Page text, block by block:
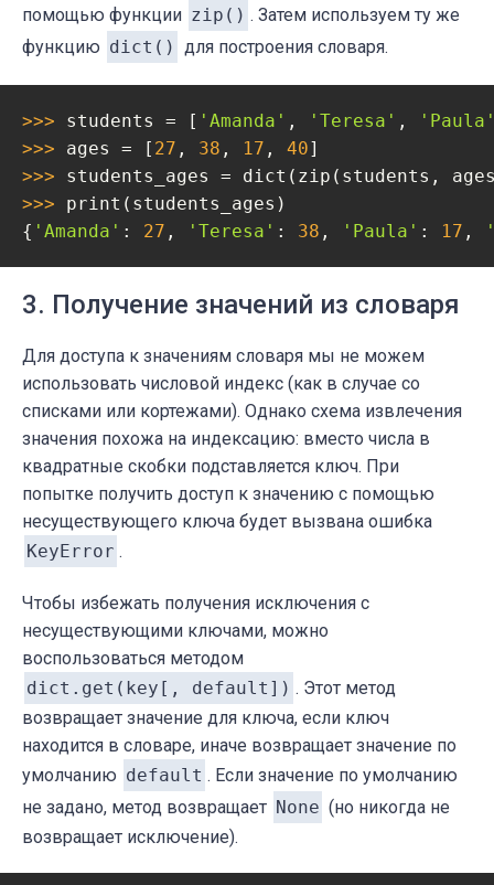
помощью функции zip() . Затем используем ту же
функцию dict() для построения словаря.
>>> students = [ 'Amanda' , 'Teresa' ,
>>> ages = [ 27 , 38 , 17 , 40
>>>
>>> print(students_ages)
{ 'Amanda' : 27 , 'Teresa' : 38 , 'Paula' : 17 ,
3. Получение значений из словаря
Для доступа к значениям словаря мы не можем
использовать числовой индекс (как в случае со
списками или кортежами). Однако схема извлечения
значения похожа на индексацию: вместо числа в
квадратные скобки подставляется ключ. При
попытке получить доступ к значению с помощью
несуществующего ключа будет вызвана ошибка
KeyError .
Чтобы избежать получения исключения с
несуществующими ключами, можно
воспользоваться методом
dict.get(key[, default]) . Этот метод
возвращает значение для ключа, если ключ
находится в словаре, иначе возвращает значение по
умолчанию default . Если значение по умолчанию
не задано, метод возвращает None (но никогда не
возвращает исключение).